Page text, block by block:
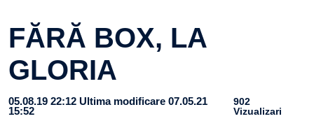
FĂRĂ BOX, LA
GLORIA
05.08.19 22:12 Ultima modificare 07.05.21
15:52
902
Vizualizari